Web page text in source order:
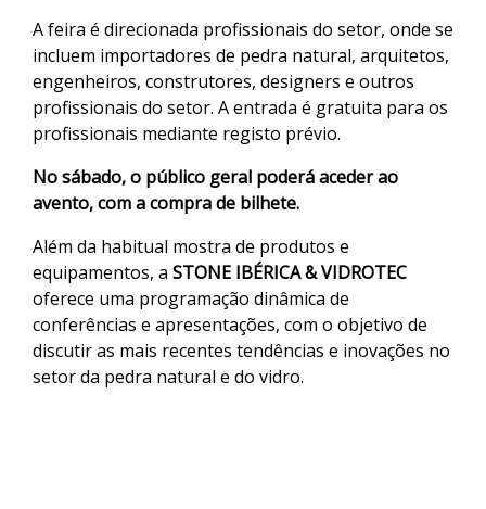
A feira é direcionada profissionais do setor, onde se
incluem importadores de pedra natural, arquitetos,
engenheiros, construtores, designers e outros
profissionais do setor. A entrada é gratuita para os
profissionais mediante registo prévio.
No sábado, o público geral poderá aceder ao
avento, com a compra de bilhete.
Além da habitual mostra de produtos e
equipamentos, a STONE IBÉRICA & VIDROTEC
oferece uma programação dinâmica de
conferências e apresentações, com o objetivo de
discutir as mais recentes tendências e inovações no
setor da pedra natural e do vidro.